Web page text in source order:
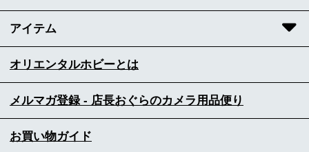
アイテム
オリエンタルホビーとは
メルマガ登録 - 店長おぐらのカメラ用品便り
お買い物ガイド